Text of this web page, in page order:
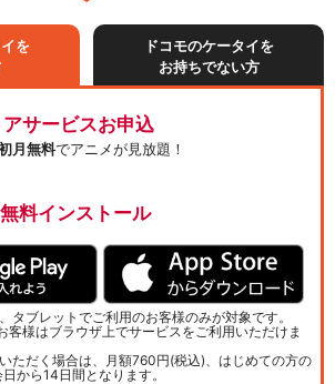
を
ドコモのケータイを
お持ちでない方
サービスお申込
月無料でアニメが見放題！
料インストール
タブレットでご利用のお客様のみが対象です。
客様はブラウザ上でサービスをご利用いただけま
ただく場合は、月額760円(税込)、はじめての方の
から14日間となります。